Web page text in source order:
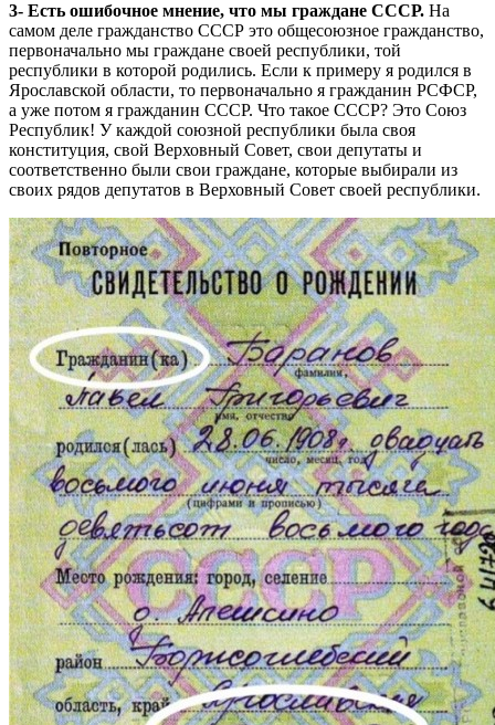
3- Есть ошибочное мнение, что мы граждане СССР. На
самом деле гражданство СССР это общесоюзное гражданство,
первоначально мы граждане своей республики, той
республики в которой родились. Если к примеру я родился в
Ярославской области, то первоначально я гражданин РСФСР,
а уже потом я гражданин СССР. Что такое СССР? Это Союз
Республик! У каждой союзной республики была своя
конституция, свой Верховный Совет, свои депутаты и
соответственно были свои граждане, которые выбирали из
своих рядов депутатов в Верховный Совет своей республики.